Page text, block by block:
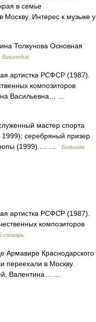
в семье
Москву. Интерес к музыке у
Толкунова Основная
Википедия
артистка РСФСР (1987).
композиторов
Васильевна… …
мастер спорта
1999); серебряный призер
(1999).… …
Большая
артистка РСФСР (1987).
композиторов
словарь
Армавире Краснодарского
переехали в Москву.
Валентина… …